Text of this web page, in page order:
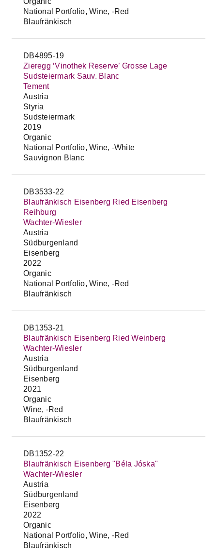
National Portfolio, Wine, -Red
Blaufränkisch
DB4895-19
Zieregg ‘Vinothek Reserve’ Grosse Lage
Sudsteiermark Sauv. Blanc
Tement
Austria
Styria
Sudsteiermark
2019
Organic
National Portfolio, Wine, -White
Sauvignon Blanc
DB3533-22
Blaufränkisch Eisenberg Ried Eisenberg
Reihburg
Wachter-Wiesler
Austria
Südburgenland
Eisenberg
2022
Organic
National Portfolio, Wine, -Red
Blaufränkisch
DB1353-21
Blaufränkisch Eisenberg Ried Weinberg
Wachter-Wiesler
Austria
Südburgenland
Eisenberg
2021
Organic
Wine, -Red
Blaufränkisch
DB1352-22
Blaufränkisch Eisenberg "Béla Jóska"
Wachter-Wiesler
Austria
Südburgenland
Eisenberg
2022
Organic
National Portfolio, Wine, -Red
Blaufränkisch